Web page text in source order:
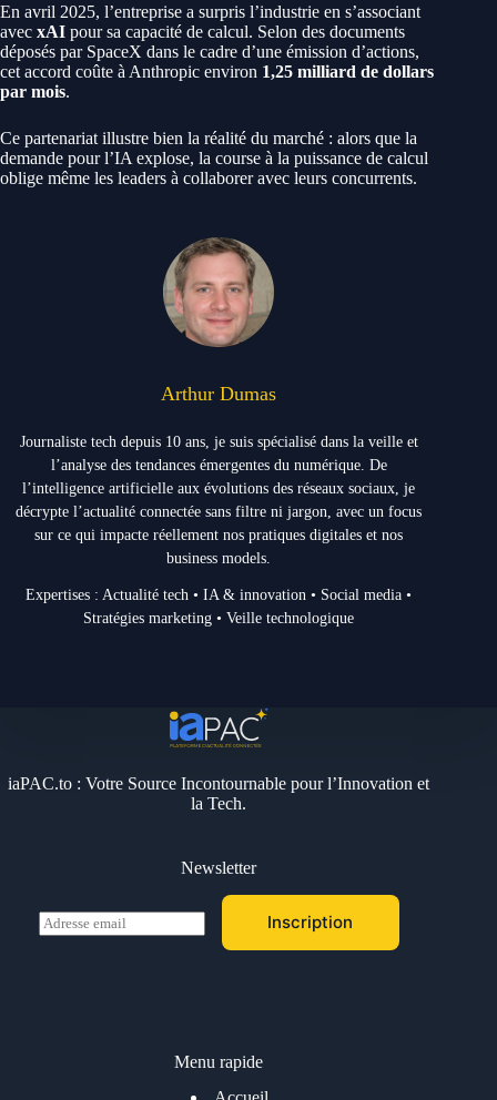
En avril 2025, l’entreprise a surpris l’industrie en s’associant
avec xAI pour sa capacité de calcul. Selon des documents
déposés par SpaceX dans le cadre d’une émission d’actions,
cet accord coûte à Anthropic environ 1,25 milliard de dollars
par mois.
Ce partenariat illustre bien la réalité du marché : alors que la
demande pour l’IA explose, la course à la puissance de calcul
oblige même les leaders à collaborer avec leurs concurrents.
Arthur Dumas
Journaliste tech depuis 10 ans, je suis spécialisé dans la veille et
l’analyse des tendances émergentes du numérique. De
l’intelligence artificielle aux évolutions des réseaux sociaux, je
décrypte l’actualité connectée sans filtre ni jargon, avec un focus
sur ce qui impacte réellement nos pratiques digitales et nos
business models.
Expertises : Actualité tech • IA & innovation • Social media •
Stratégies marketing • Veille technologique
iaPAC.to : Votre Source Incontournable pour l’Innovation et
la Tech.
Newsletter
E
m
Inscription
Menu rapide